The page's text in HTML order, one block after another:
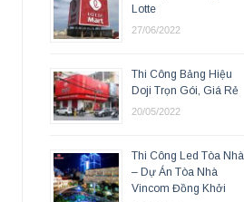
Lotte
27/06/2022
Thi Công Bảng Hiệu
Doji Trọn Gói, Giá Rẻ
20/05/2022
Thi Công Led Tòa Nhà
– Dự Án Tòa Nhà
Vincom Đồng Khởi